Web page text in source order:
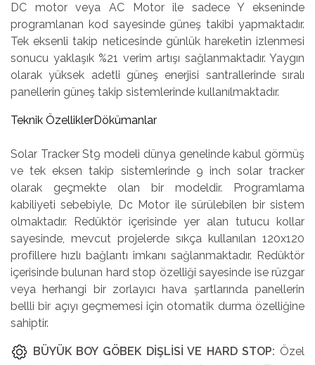
DC motor veya AC Motor ile sadece Y ekseninde
programlanan kod sayesinde güneş takibi yapmaktadır.
Tek eksenli takip neticesinde günlük hareketin izlenmesi
sonucu yaklaşık %21 verim artışı sağlanmaktadır. Yaygın
olarak yüksek adetli güneş enerjisi santrallerinde sıralı
panellerin güneş takip sistemlerinde kullanılmaktadır.
Teknik ÖzelliklerDökümanlar
Solar Tracker St9 modeli dünya genelinde kabul görmüş
ve tek eksen takip sistemlerinde 9 inch solar tracker
olarak geçmekte olan bir modeldir. Programlama
kabiliyeti sebebiyle, Dc Motor ile sürülebilen bir sistem
olmaktadır. Redüktör içerisinde yer alan tutucu kollar
sayesinde, mevcut projelerde sıkça kullanılan 120x120
profillere hızlı bağlantı imkanı sağlanmaktadır. Redüktör
içerisinde bulunan hard stop özelliği sayesinde ise rüzgar
veya herhangi bir zorlayıcı hava şartlarında panellerin
bellli bir açıyı geçmemesi için otomatik durma özelliğine
sahiptir.
BÜYÜK BOY GÖBEK DİŞLİSİ VE HARD STOP: Özel